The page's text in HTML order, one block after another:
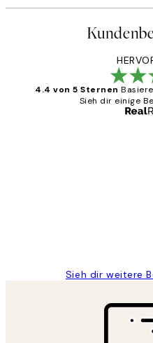
4.4 von 5 Sternen
Sieh dir einige
Sieh dir weitere